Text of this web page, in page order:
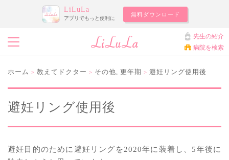
LiLuLa
アプリでもっと便利に
無料ダウンロード
先生の紹介
病院を検索
ホーム > 教えてドクター > その他, 更年期 > 避妊リング使用後
避妊リング使用後
避妊目的のために避妊リングを2020年に装着し、5年後に